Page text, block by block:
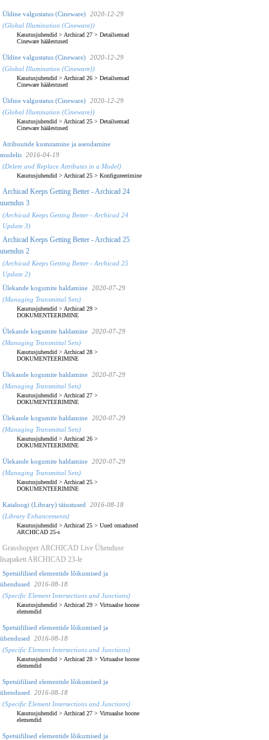
Üldine valgustatus (Cineware)
2020-12-29
(Global Illumination (Cineware))
Kasutusjuhendid > Archicad 27 > Detailsemad
Cineware häälestused
Üldine valgustatus (Cineware)
2020-12-29
(Global Illumination (Cineware))
Kasutusjuhendid > Archicad 26 > Detailsemad
Cineware häälestused
Üldine valgustatus (Cineware)
2020-12-29
(Global Illumination (Cineware))
Kasutusjuhendid > Archicad 25 > Detailsemad
Cineware häälestused
Atribuutide kustutamine ja asendamine
mudelis
2016-04-19
(Delete and Replace Attributes in a Model)
Kasutusjuhendid > Archicad 25 > Konfigureerimine
Archicad Keeps Getting Better - Archicad 24
uuendus 3
(Archicad Keeps Getting Better - Archicad 24
Update 3)
Archicad Keeps Getting Better - Archicad 25
uuendus 2
(Archicad Keeps Getting Better - Archicad 25
Update 2)
Ülekande kogumite haldamine
2020-07-29
(Managing Transmittal Sets)
Kasutusjuhendid > Archicad 29 >
DOKUMENTEERIMINE
Ülekande kogumite haldamine
2020-07-29
(Managing Transmittal Sets)
Kasutusjuhendid > Archicad 28 >
DOKUMENTEERIMINE
Ülekande kogumite haldamine
2020-07-29
(Managing Transmittal Sets)
Kasutusjuhendid > Archicad 27 >
DOKUMENTEERIMINE
Ülekande kogumite haldamine
2020-07-29
(Managing Transmittal Sets)
Kasutusjuhendid > Archicad 26 >
DOKUMENTEERIMINE
Ülekande kogumite haldamine
2020-07-29
(Managing Transmittal Sets)
Kasutusjuhendid > Archicad 25 >
DOKUMENTEERIMINE
Kataloogi (Library) täiustused
2016-08-18
(Library Enhancements)
Kasutusjuhendid > Archicad 25 > Uued omadused
ARCHICAD 25-s
Grasshopper ARCHICAD Live Ühenduse
lisapakett ARCHICAD 23-le
Spetsiifilised elementide lõikumised ja
ühendused
2016-08-18
(Specific Element Intersections and Junctions)
Kasutusjuhendid > Archicad 29 > Virtuaalse hoone
elemendid
Spetsiifilised elementide lõikumised ja
ühendused
2016-08-18
(Specific Element Intersections and Junctions)
Kasutusjuhendid > Archicad 28 > Virtuaalse hoone
elemendid
Spetsiifilised elementide lõikumised ja
ühendused
2016-08-18
(Specific Element Intersections and Junctions)
Kasutusjuhendid > Archicad 27 > Virtuaalse hoone
elemendid
Spetsiifilised elementide lõikumised ja